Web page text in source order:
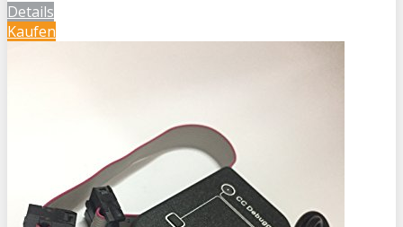
Details
Kaufen